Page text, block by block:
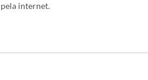
pela internet.